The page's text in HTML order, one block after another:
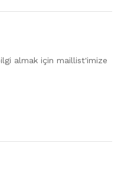
almak için maillist'imize